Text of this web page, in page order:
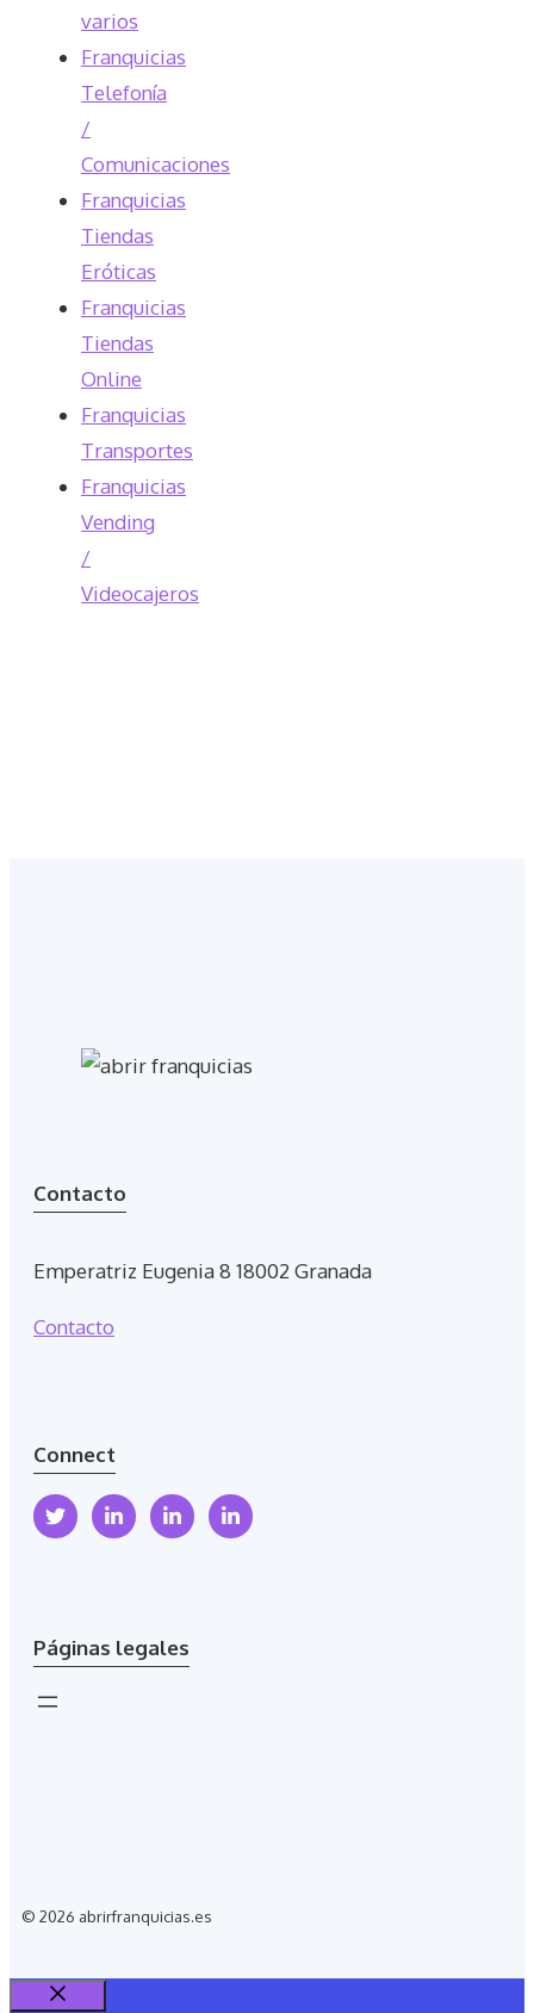
varios
Franquicias
Telefonía
/
Comunicaciones
Franquicias
Tiendas
Eróticas
Franquicias
Tiendas
Online
Franquicias
Transportes
Franquicias
Vending
/
Videocajeros
Contacto
Emperatriz Eugenia 8 18002 Granada
Contacto
Connect
Páginas legales
© 2026 abrirfranquicias.es